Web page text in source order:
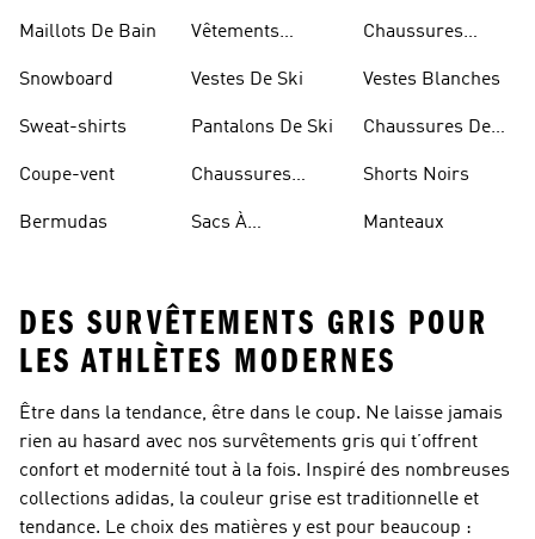
Maillots De Bain
Snowboard
Sweat-shirts
Coupe-vent
Bermudas
Vêtements
Vestes De Ski
Pantalons De Ski
Chaussures
Sacs À
Chaussures
Vestes Blanches
Chaussures De
Shorts Noirs
Manteaux
DES SURVÊTEMENTS GRIS POUR
LES ATHLÈTES MODERNES
Être dans la tendance, être dans le coup. Ne laisse jamais
rien au hasard avec nos survêtements gris qui t’offrent
confort et modernité tout à la fois. Inspiré des nombreuses
collections adidas, la couleur grise est traditionnelle et
tendance. Le choix des matières y est pour beaucoup :